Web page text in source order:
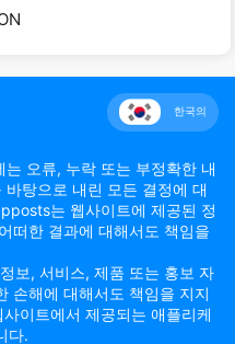
한국의
오류, 누락 또는 부정확한 내
탕으로 내린 모든 결정에 대
는 웹사이트에 제공된 정
떠한 결과에 대해서도 책임을
보, 서비스, 제품 또는 홍보 자
손해에 대해서도 책임을 지지
이트에서 제공되는 애플리케
다.